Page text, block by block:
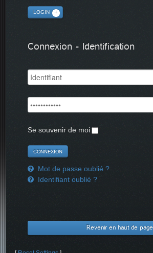
LOGIN
Connexion - Identification
Se souvenir de moi
Mot de passe oublié ?
Identifiant oublié ?
Revenir en haut de page